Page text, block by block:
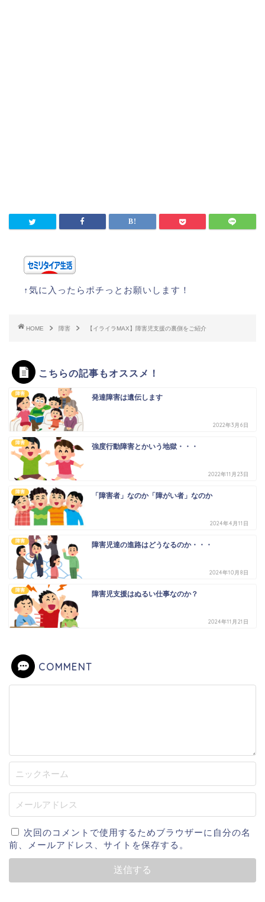
↑気に入ったらポチっとお願いします！
HOME 障害 【イライラMAX】障害児支援の裏側をご紹介
こちらの記事もオススメ！
障害 発達障害は遺伝します
2022年3月6日
障害 強度行動障害とかいう地獄・・・
2022年11月23日
障害 「障害者」なのか「障がい者」なのか
2024年4月11日
障害 障害児達の進路はどうなるのか・・・
2024年10月8日
障害 障害児支援はぬるい仕事なのか？
2024年11月21日
COMMENT
次回のコメントで使用するためブラウザーに自分の名
前、メールアドレス、サイトを保存する。